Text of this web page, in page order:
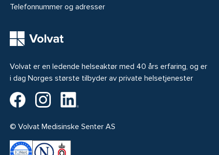
Volvat er en ledende helseaktør med 40 års erfaring, og er
i dag Norges største tilbyder av private helsetjenester
Volvat på Facebook
Volvat på Instagram
© Volvat Medisinske Senter AS
Telefonnummer og adresser